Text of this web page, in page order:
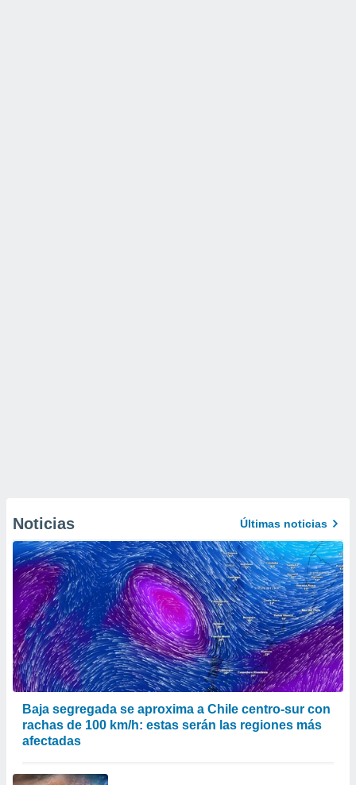
Noticias Últimas noticias
Baja segregada se aproxima a Chile centro-sur con
rachas de 100 km/h: estas serán las regiones más
afectadas